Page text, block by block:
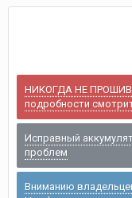
НИКОГДА НЕ
подробности
Исправный
проблем
Вниманию